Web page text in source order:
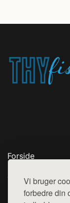
Vi bruger
forbedre din
Forside
Top Rabatter
Kontakt